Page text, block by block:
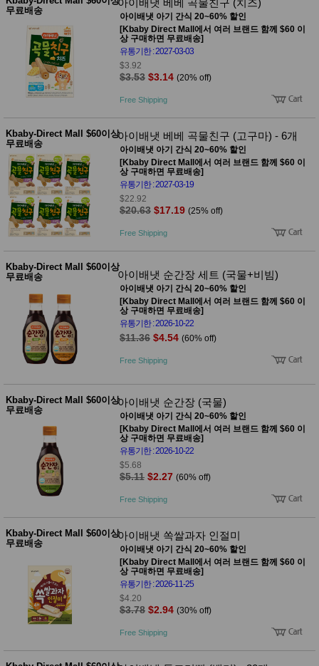
품
놀이방
매트
DVD
유아 보
드(칠
판)
유아 이
유식
아기띠/
외출용
품
건강/미
용/식기
용품
성장발
용품
패
션
어른내
의
유/아동
내의
가방/지
갑/케이
스
패션/잡
생
활
세탁세
제
일상 돋
보기
침구용
생활/욕
실/청소
WALL
Pet
문 공연/행
무료배송
아이배냇 아기 간식 20~60% 할인
[Kbaby Direct Mall에서 여러 브랜드 함께 $60 이
상 구매하면 무료배송]
유통기한 : 2027-03-03
$3.92
$3.53 $3.14 (20% off)
Free Shipping
Kbaby-Direct Mall $60이상
무료배송
아이배냇 베베 곡물친구 (고구마) - 6개
아이배냇 아기 간식 20~60% 할인
[Kbaby Direct Mall에서 여러 브랜드 함께 $60 이
상 구매하면 무료배송]
유통기한 : 2027-03-19
$22.92
$20.63 $17.19 (25% off)
Free Shipping
Kbaby-Direct Mall $60이상
무료배송
아이배냇 순간장 세트 (국물+비빔)
아이배냇 아기 간식 20~60% 할인
[Kbaby Direct Mall에서 여러 브랜드 함께 $60 이
상 구매하면 무료배송]
유통기한 : 2026-10-22
$11.36 $4.54 (60% off)
Free Shipping
Kbaby-Direct Mall $60이상
무료배송
아이배냇 순간장 (국물)
아이배냇 아기 간식 20~60% 할인
[Kbaby Direct Mall에서 여러 브랜드 함께 $60 이
상 구매하면 무료배송]
유통기한 : 2026-10-22
$5.68
$5.11 $2.27 (60% off)
Free Shipping
Kbaby-Direct Mall $60이상
무료배송
아이배냇 쏙쌀과자 인절미
아이배냇 아기 간식 20~60% 할인
[Kbaby Direct Mall에서 여러 브랜드 함께 $60 이
상 구매하면 무료배송]
유통기한 : 2026-11-25
$4.20
$3.78 $2.94 (30% off)
Free Shipping